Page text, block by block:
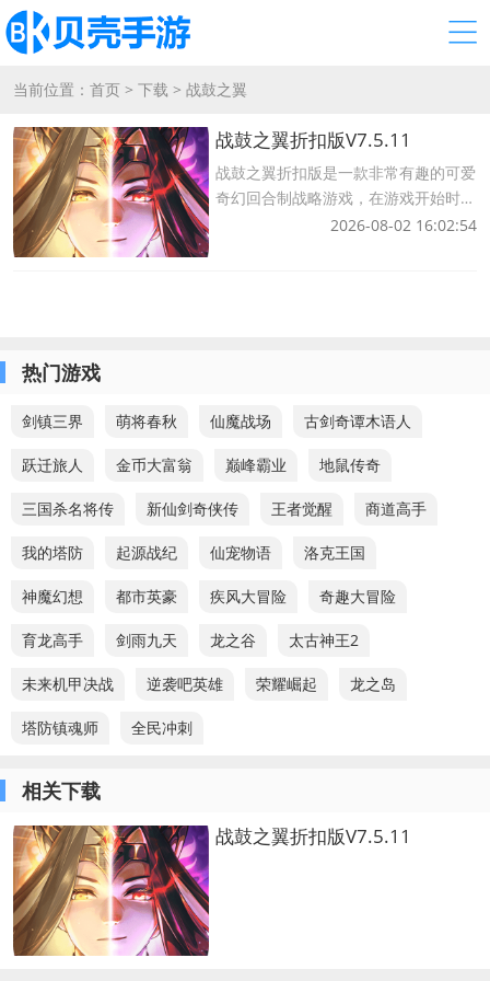
当前位置： 首页> 下载 > 战鼓之翼
战鼓之翼折扣版V7.5.11
战鼓之翼折扣版是一款非常有趣的可爱
奇幻回合制战略游戏，在游戏开始时，
玩家可以获得大量的神兽，还有五个职
2026-08-02 16:02:54
热门游戏
剑镇三界 萌将春秋 仙魔战场 古剑奇谭木语人
跃迁旅人 金币大富翁 巅峰霸业 地鼠传奇
三国杀名将传 新仙剑奇侠传 王者觉醒 商道高手
我的塔防 起源战纪 仙宠物语 洛克王国
神魔幻想 都市英豪 疾风大冒险 奇趣大冒险
育龙高手 剑雨九天 龙之谷 太古神王2
未来机甲决战 逆袭吧英雄 荣耀崛起 龙之岛
塔防镇魂师 全民冲刺
相关下载
战鼓之翼折扣版V7.5.11